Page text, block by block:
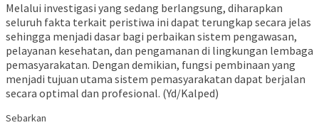
Melalui investigasi yang sedang berlangsung, diharapkan
seluruh fakta terkait peristiwa ini dapat terungkap secara jelas
sehingga menjadi dasar bagi perbaikan sistem pengawasan,
pelayanan kesehatan, dan pengamanan di lingkungan lembaga
pemasyarakatan. Dengan demikian, fungsi pembinaan yang
menjadi tujuan utama sistem pemasyarakatan dapat berjalan
secara optimal dan profesional. (Yd/Kalped)
Sebarkan